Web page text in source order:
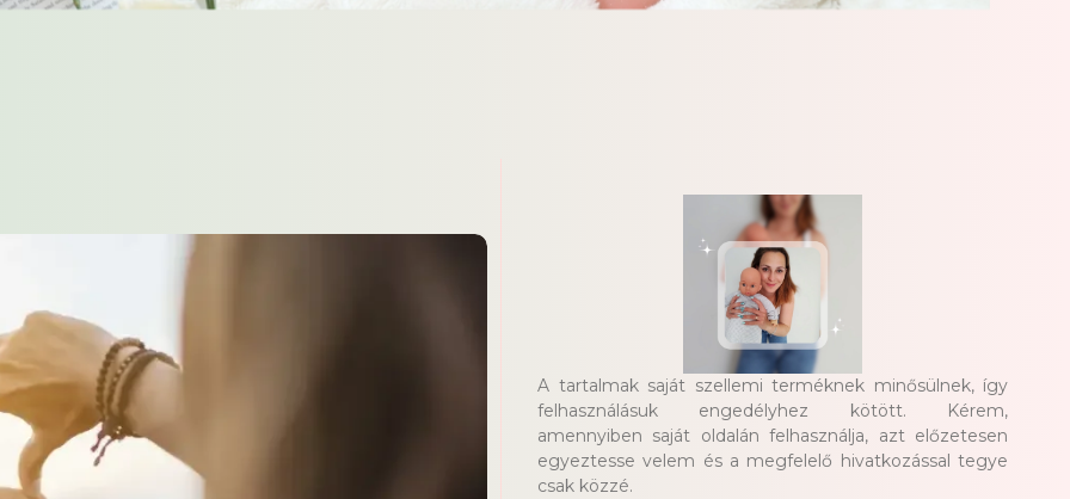
A tartalmak saját szellemi terméknek minősülnek, így
felhasználásuk engedélyhez kötött. Kérem,
amennyiben saját oldalán felhasználja, azt előzetesen
egyeztesse velem és a megfelelő hivatkozással tegye
csak közzé.